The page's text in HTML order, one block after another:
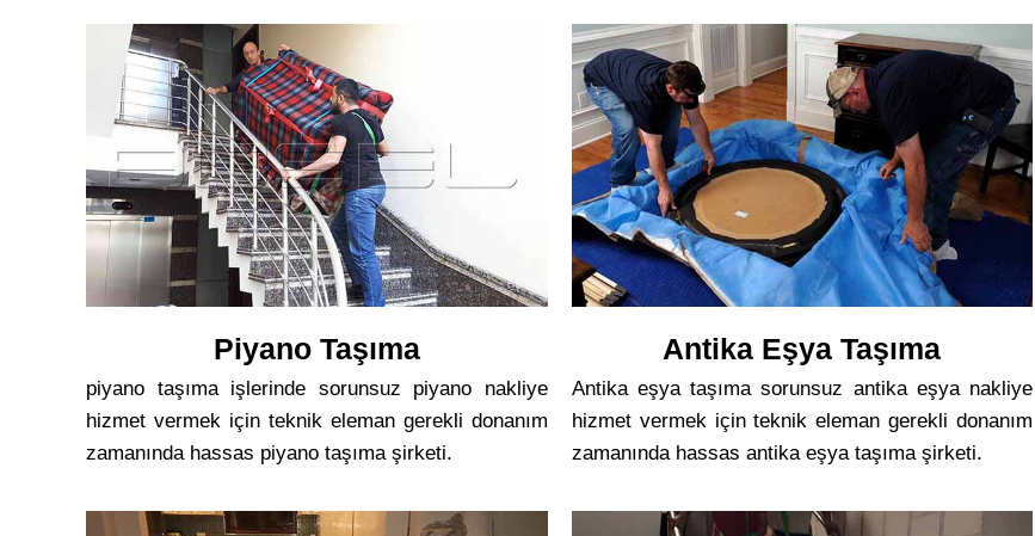
Piyano Taşıma
piyano taşıma işlerinde sorunsuz piyano nakliye
hizmet vermek için teknik eleman gerekli donanım
zamanında hassas piyano taşıma şirketi.
Antika Eşya Taşıma
Antika eşya taşıma sorunsuz antika eşya nakliye
hizmet vermek için teknik eleman gerekli donanım
zamanında hassas antika eşya taşıma şirketi.